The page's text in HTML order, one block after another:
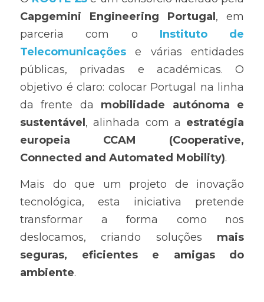
Capgemini Engineering Portugal , em
parceria com o Instituto de
Telecomunicações e várias entidades
públicas, privadas e académicas. O
objetivo é claro: colocar Portugal na linha
da frente da mobilidade autónoma e
sustentável , alinhada com a estratégia
europeia CCAM (Cooperative,
Connected and Automated Mobility).
Mais do que um projeto de inovação
tecnológica, esta iniciativa pretende
transformar a forma como nos
deslocamos, criando soluções mais
seguras, eficientes e amigas do
ambiente.